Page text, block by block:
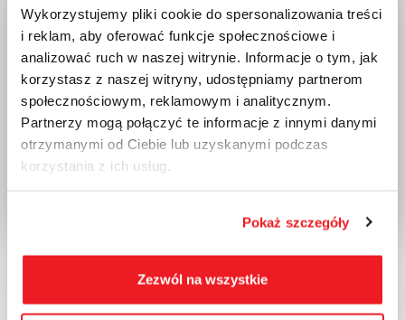
Wykorzystujemy pliki cookie do spersonalizowania treści
i reklam, aby oferować funkcje społecznościowe i
analizować ruch w naszej witrynie. Informacje o tym, jak
korzystasz z naszej witryny, udostępniamy partnerom
społecznościowym, reklamowym i analitycznym.
Partnerzy mogą połączyć te informacje z innymi danymi
otrzymanymi od Ciebie lub uzyskanymi podczas
korzystania z ich usług.
Pokaż szczegóły
Zezwól na wszystkie